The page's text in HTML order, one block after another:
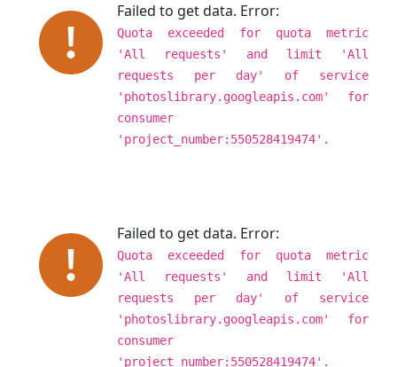
Failed to get data. Error:
Quota exceeded for quota metric
'All requests' and limit 'All
requests per day' of service
'photoslibrary.googleapis.com' for
consumer
'project_number:550528419474'.
Failed to get data. Error:
Quota exceeded for quota metric
'All requests' and limit 'All
requests per day' of service
'photoslibrary.googleapis.com' for
consumer
'project_number:550528419474'.